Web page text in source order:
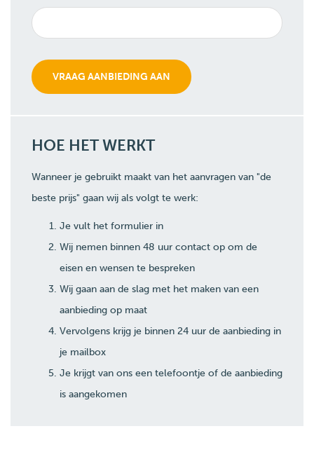
HOE HET WERKT
Wanneer je gebruikt maakt van het aanvragen van "de
beste prijs" gaan wij als volgt te werk:
Je vult het formulier in
Wij nemen binnen 48 uur contact op om de
eisen en wensen te bespreken
Wij gaan aan de slag met het maken van een
aanbieding op maat
Vervolgens krijg je binnen 24 uur de aanbieding in
je mailbox
Je krijgt van ons een telefoontje of de aanbieding
is aangekomen